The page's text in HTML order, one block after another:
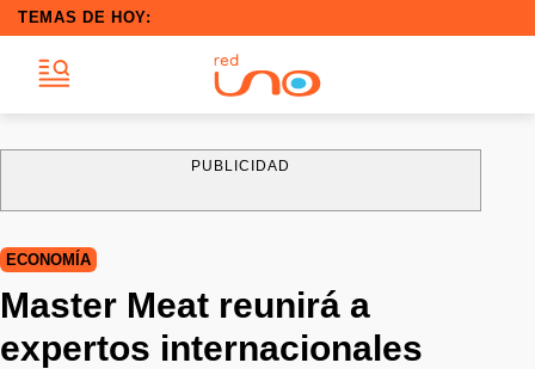
TEMAS DE HOY:
PUBLICIDAD
ECONOMÍA
Master Meat reunirá a
expertos internacionales